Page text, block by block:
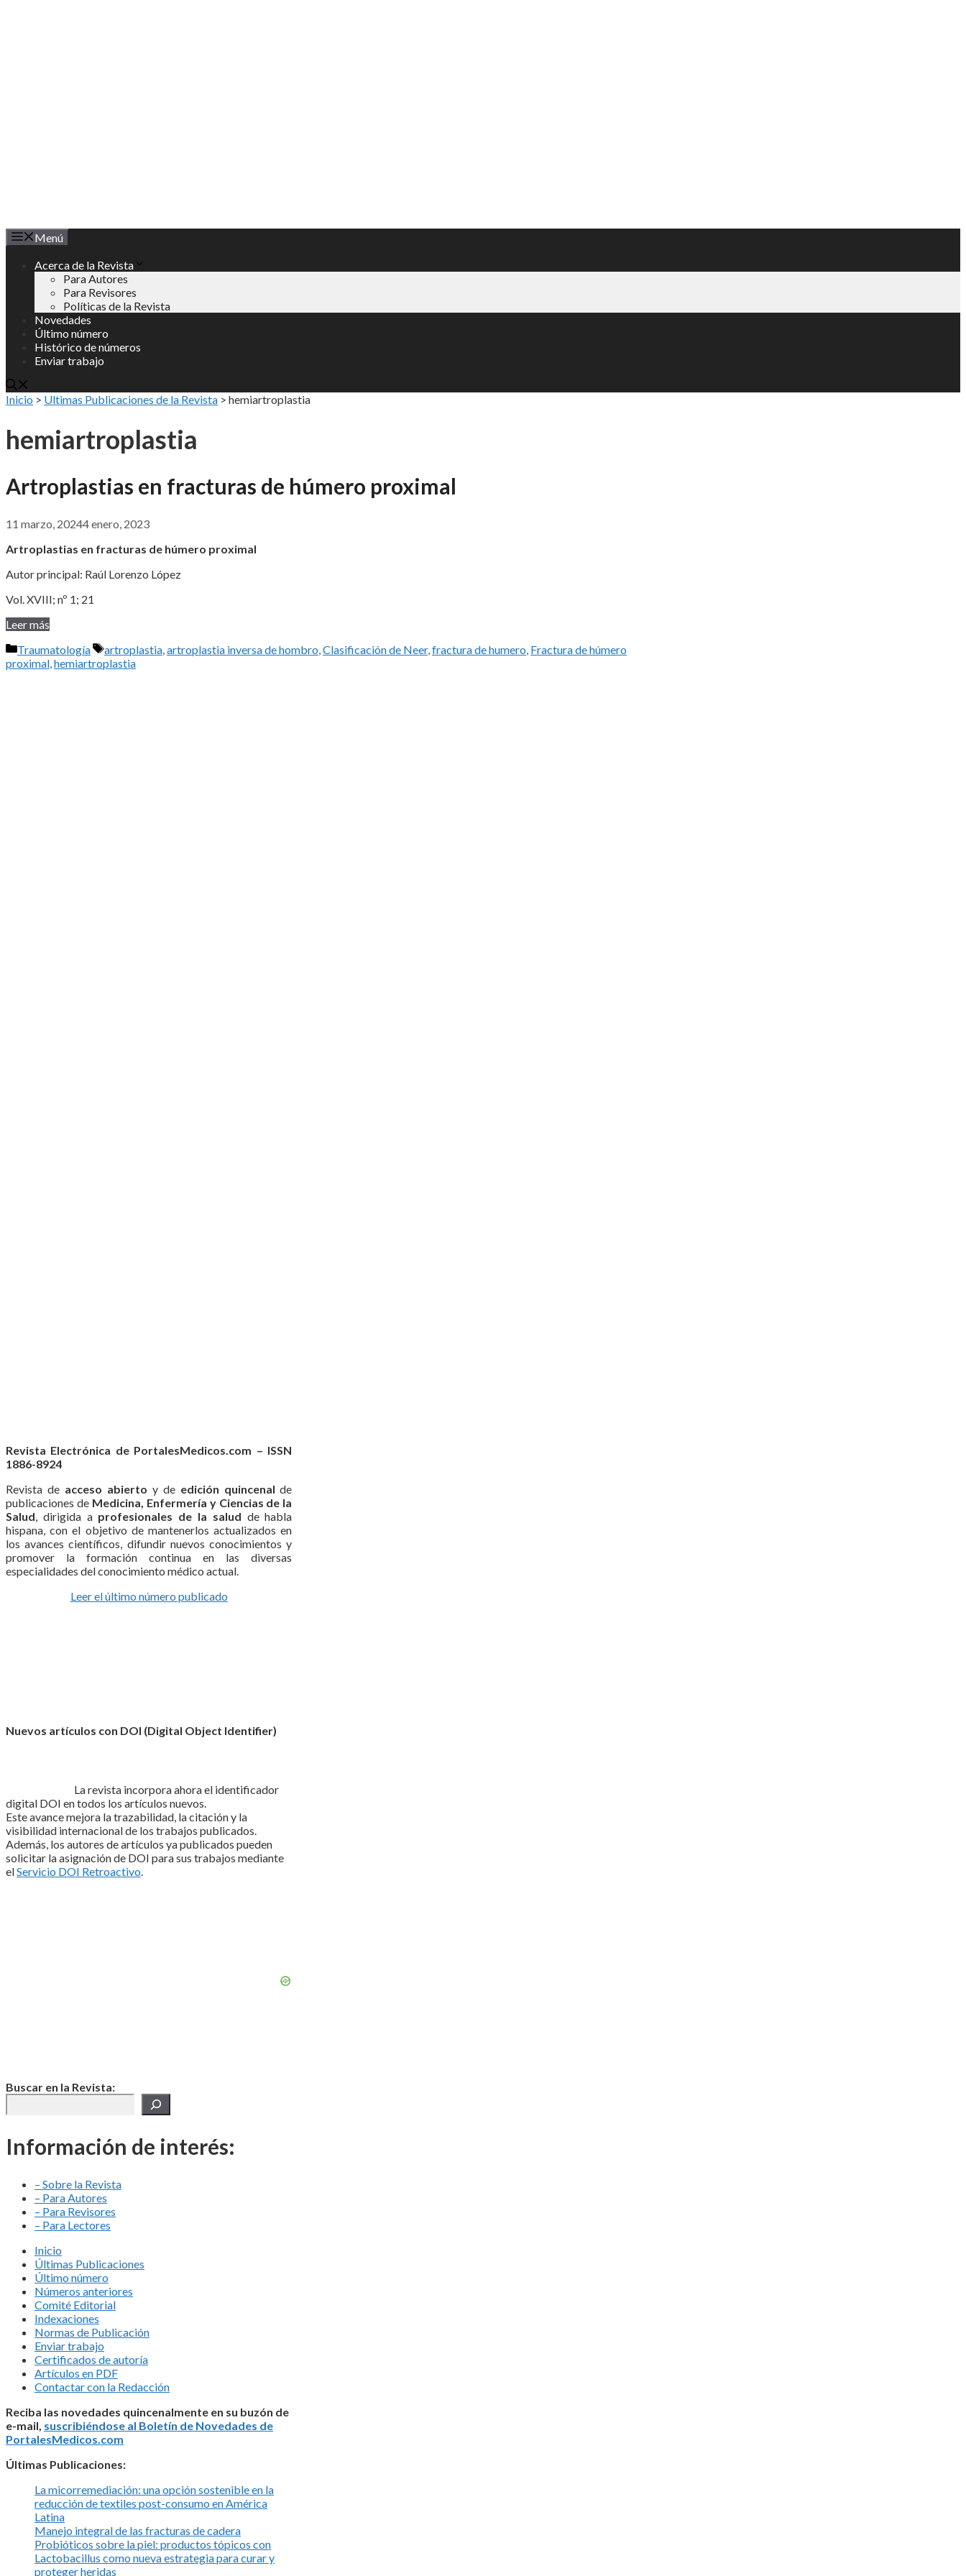
Menú
Acerca de la Revista
Para Autores
Para Revisores
Políticas de la Revista
Novedades
Último número
Histórico de números
Enviar trabajo
Inicio > Ultimas Publicaciones de la Revista > hemiartroplastia
hemiartroplastia
Artroplastias en fracturas de húmero proximal
11 marzo, 20244 enero, 2023
Artroplastias en fracturas de húmero proximal
Autor principal: Raúl Lorenzo López
Vol. XVIII; nº 1; 21
Leer más
Categorías
Traumatología Etiquetas
artroplastia,artroplastia inversa de hombro,Clasificación de Neer,fractura de humero, Fractura de húmero
proximal,hemiartroplastia
Revista Electrónica de PortalesMedicos.com – ISSN
1886-8924
Revista de acceso abierto y de edición quincenal de
publicaciones de Medicina, Enfermería y Ciencias de la
Salud, dirigida a profesionales de la salud de habla
hispana, con el objetivo de mantenerlos actualizados en
los avances científicos, difundir nuevos conocimientos y
promover la formación continua en las diversas
especialidades del conocimiento médico actual.
Leer el último número publicado
Nuevos artículos con DOI (Digital Object Identifier)
La revista incorpora ahora el identificador
digital DOI en todos los artículos nuevos.
Este avance mejora la trazabilidad, la citación y la
visibilidad internacional de los trabajos publicados.
Además, los autores de artículos ya publicados pueden
solicitar la asignación de DOI para sus trabajos mediante
elServicio DOI Retroactivo.
Buscar en la Revista:
Información de interés:
– Sobre la Revista
– Para Autores
– Para Revisores
– Para Lectores
Inicio
Últimas Publicaciones
Último número
Números anteriores
Comité Editorial
Indexaciones
Normas de Publicación
Enviar trabajo
Certificados de autoría
Artículos en PDF
Contactar con la Redacción
Reciba las novedades quincenalmente en su buzón de
e-mail, suscribiéndose al Boletín de Novedades de
PortalesMedicos.com
Últimas Publicaciones:
La micorremediación: una opción sostenible en la
reducción de textiles post-consumo en América
Latina
Manejo integral de las fracturas de cadera
Probióticos sobre la piel: productos tópicos con
Lactobacillus como nueva estrategia para curar y
proteger heridas